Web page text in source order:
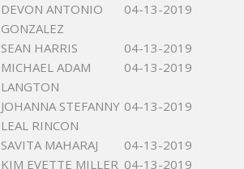
DEVON ANTONIO
GONZALEZ
04-13-2019
SEAN HARRIS
04-13-2019
MICHAEL ADAM
LANGTON
04-13-2019
JOHANNA STEFANNY
LEAL RINCON
04-13-2019
SAVITA MAHARAJ
04-13-2019
KIM EVETTE MILLER 04-13-2019